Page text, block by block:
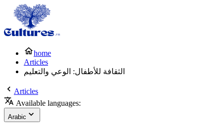
home
Articles
الثقافة للأطفال: الوعي والتعليم
Articles
Available languages:
Arabic